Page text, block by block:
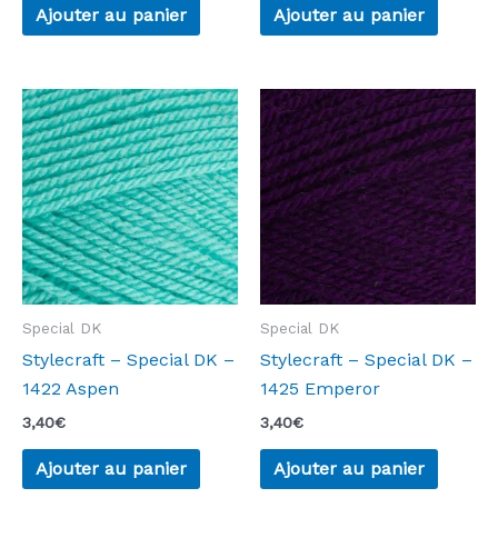
Ajouter au panier Ajouter au panier
Special DK
Stylecraft – Special DK –
1422 Aspen
3,40€
Ajouter au panier
Special DK
Stylecraft – Special DK –
1425 Emperor
3,40€
Ajouter au panier